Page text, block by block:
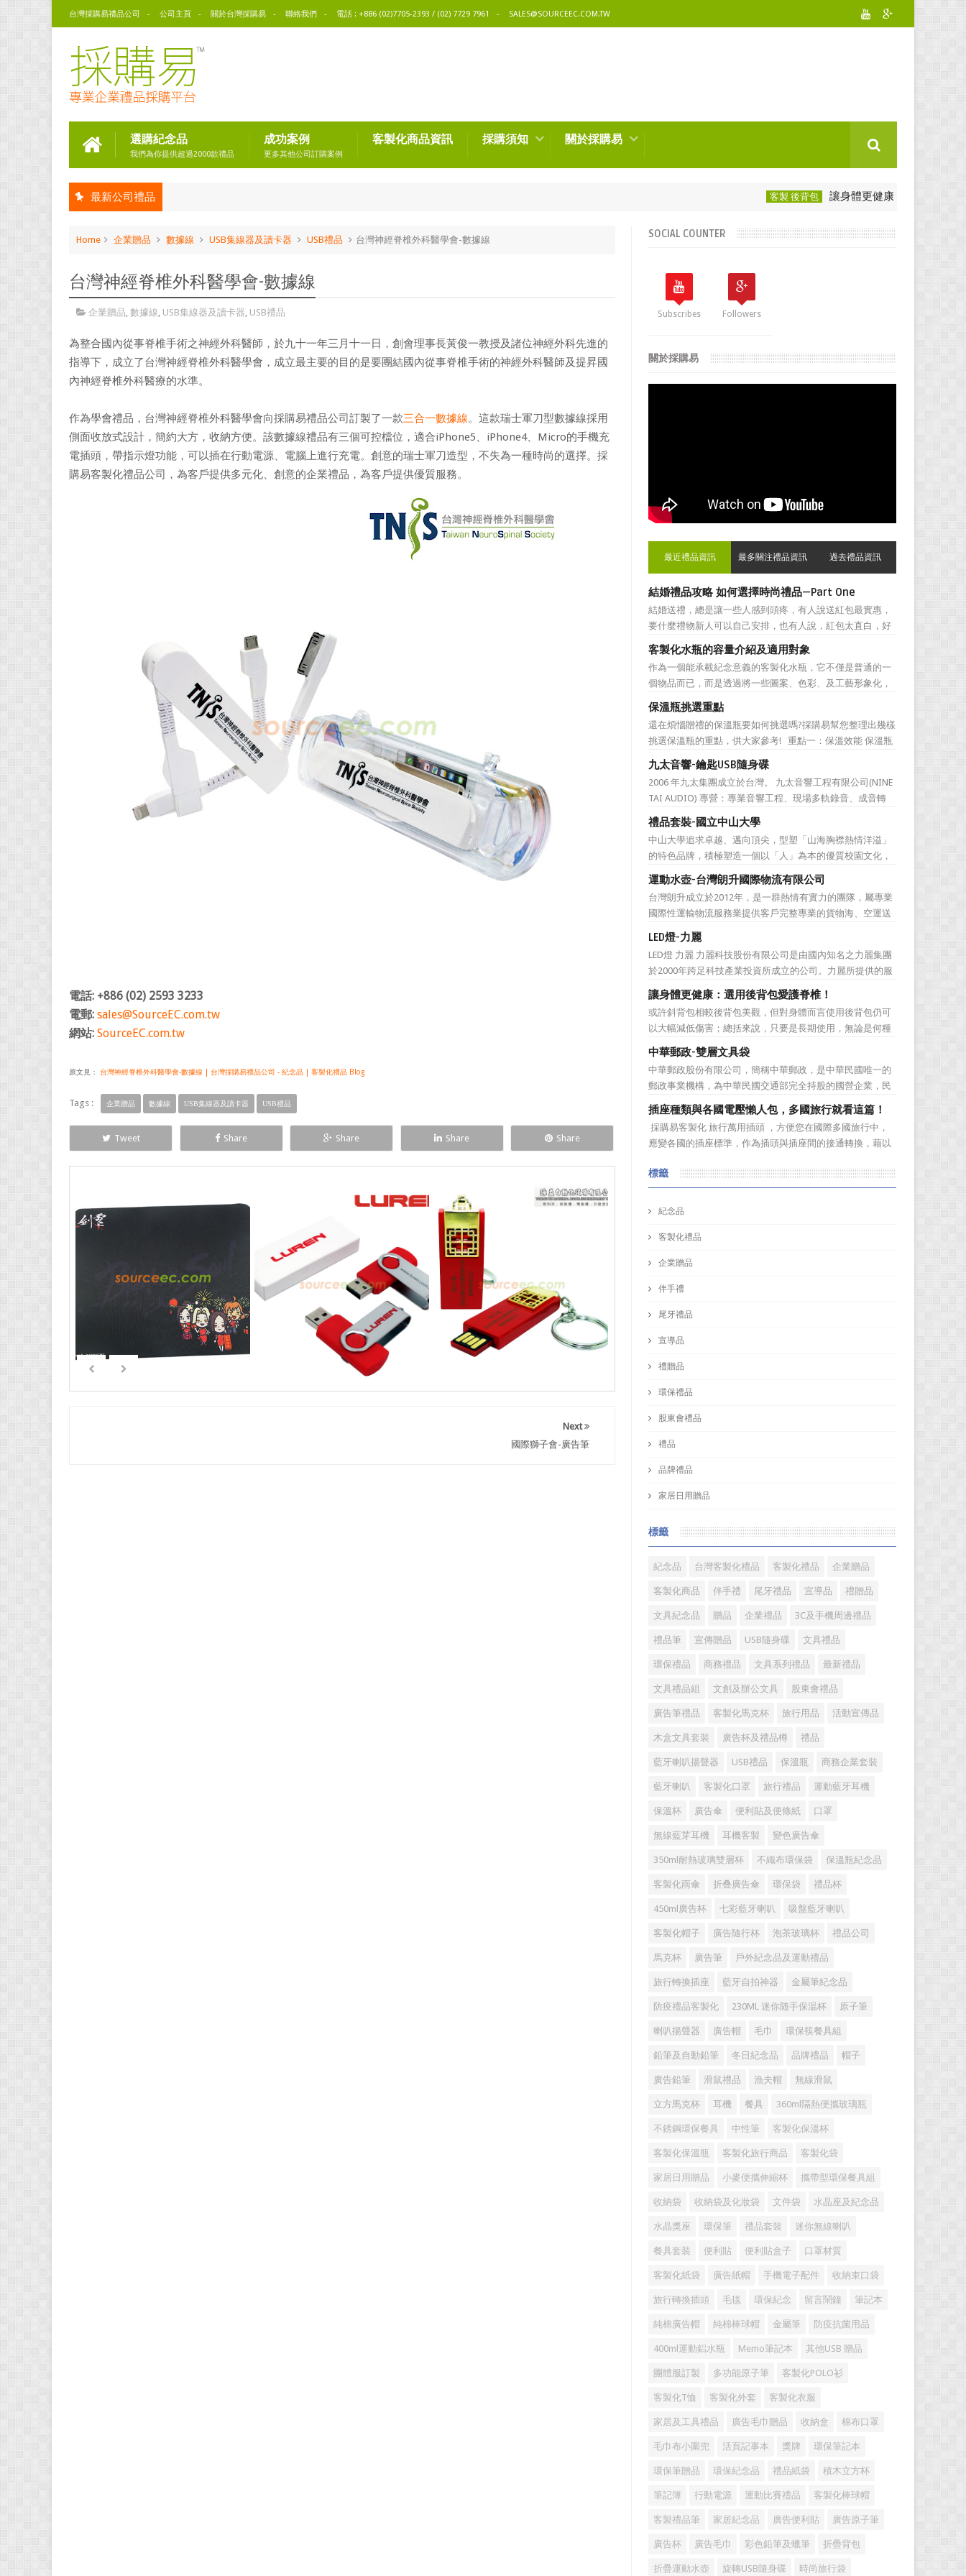
台灣採購易禮品公司 公司主頁 關於台灣採購易 聯絡我們 電話 : +886 (02)7705-2393 / (02) 7729 7961 SALES@SOURCEEC.COM.TW
選購紀念品
我們為你提供超過2000款禮品
成功案例
更多其他公司訂購案例
客製化商品資訊 採購須知 關於採購易
最新公司禮品 客製 後背包 讓身體更健康：選用後背包愛護脊椎
Home 企業贈品 數據線 USB集線器及讀卡器 USB禮品 台灣神經脊椎外科醫學會-數據線
台灣神經脊椎外科醫學會-數據線
企業贈品, 數據線, USB集線器及讀卡器, USB禮品
為整合國內從事脊椎手術之神經外科醫師，於九十一年三月十一日，創會理事長黃俊一教授及諸位神經外科先進的
指導下，成立了台灣神經脊椎外科醫學會，成立最主要的目的是要團結國內從事脊椎手術的神經外科醫師及提昇國
內神經脊椎外科醫療的水準。
作為學會禮品，台灣神經脊椎外科醫學會向採購易禮品公司訂製了一款三合一數據線。這款瑞士軍刀型數據線採用
側面收放式設計，簡約大方，收納方便。該數據線禮品有三個可控檔位，適合iPhone5、iPhone4、Micro的手機充
電插頭，帶指示燈功能，可以插在行動電源、電腦上進行充電。創意的瑞士軍刀造型，不失為一種時尚的選擇。採
購易客製化禮品公司，為客戶提供多元化、創意的企業禮品，為客戶提供優質服務。
電話: +886 (02) 2593 3233
電郵: sales@SourceEC.com.tw
網站: SourceEC.com.tw
原文見： 台灣神經脊椎外科醫學會-數據線 | 台灣採購易禮品公司 - 紀念品 | 客製化禮品 Blog
Tags : 企業贈品 數據線 USB集線器及讀卡器 USB禮品
Tweet Share Share Share Share
Next
國際獅子會-廣告筆
SOCIAL COUNTER
Subscribes Followers
關於採購易
最近禮品資訊 最多關注禮品資訊 過去禮品資訊
結婚禮品攻略 如何選擇時尚禮品—Part One
結婚送禮，總是讓一些人感到頭疼，有人說送紅包最實惠，
要什麼禮物新人可以自己安排，也有人說，紅包太直白，好
朋友之間還是禮物顯得更加親密。然而，挑選結婚禮物卻一
直是許多人最棘手的任務，送得不好反而怕有影響友誼什麼
的。下面為大家準備的一份簡單的結婚禮品攻略，希望能為
大家排憂解難吧! ...
客製化水瓶的容量介紹及適用對象
作為一個能承載紀念意義的客製化水瓶，它不僅是普通的一
個物品而已，而是透過將一些圖案、色彩、及工藝形象化，
來象徵公司的特有文化。它塑造了公司的品牌，也體現公司
的特色，同時也能表達對於接受贈禮方的感激之情。此外，
作為一樣每天都會用到的必需品，水瓶也含有虛懷若谷、有
容乃大的寓意，適合做...
保溫瓶挑選重點
還在煩惱贈禮的保溫瓶要如何挑選嗎?採購易幫您整理出幾樣
挑選保溫瓶的重點，供大家參考! 重點一：保溫效能 保溫瓶
的包裝外盒或說明書上會標示保溫數據，建議挑選至少6hr且
>68℃的保溫瓶。 重點二：開蓋種類 一鍵開蓋v.s.旋轉開蓋
若使用者會在駕駛期間飲水，則必須...
九太音響-鑰匙USB隨身碟
2006 年九太集團成立於台灣。 九太音響工程有限公司(NINE
TAI AUDIO) 專營：專業音響工程、現場多軌錄音、成音轉
播、音響樂器租賃、工程製作、器材買賣。 2017年，九太企
業滿十週年了！為慶祝九太音響成立十週年，九太音響向 採
購易客製化禮品公司 訂購了一款 鑰匙...
禮品套裝-國立中山大學
中山大學追求卓越、邁向頂尖，型塑「山海胸襟熱情洋溢」
的特色品牌，積極塑造一個以「人」為本的優質校園文化，
並營造「樂在其中」的工作氛圍，務求成為莘莘學子嚮往，
優秀人才聚集，校友引以為傲，社會高度認同的國際知名一
流大學。 中山大學圖書館圖書與資訊處訂製了 糖果色多層搭
扣文件夾 和 ...
運動水壺-台灣朗升國際物流有限公司
台灣朗升成立於2012年，是一群熱情有實力的團隊，屬專業
國際性運輸物流服務業提供客戶完整專業的貨物海、空運送
服務。服務網遍及全球。秉持”我們用心、 客戶放心”的經營
理念，提供專業、負責、安全、便捷及熱忱的優良服務品
質。多樣式的服務項目滿足您全球化擴展商機的腳步，並可
依客戶之需求提...
LED燈-力麗
LED燈 力麗 力麗科技股份有限公司是由國內知名之力麗集團
於2000年跨足科技產業投資所成立的公司。力麗所提供的服
務有：軟體開發、協助企業補助計畫、資安產品代理、資訊
整合服務、解抉方案、資訊安全、儲存系統，網路規劃等加
值服務！ 作為科技公司，訂購禮品又怎能普普通...
讓身體更健康：選用後背包愛護脊椎！
或許斜背包相較後背包美觀，但對身體而言使用後背包仍可
以大幅減低傷害；總括來說，只要是長期使用，無論是何種
背包都會對身體造成一定傷害：背包過重或錯誤的背負姿
勢、先天促量的產品設計等因素都有可能造成使用時的隱性
傷害！ 但若現在開始採用對身體較為輕鬆的後背包即可早日
拯救身體的脊椎。可將...
中華郵政-雙層文具袋
中華郵政股份有限公司，簡稱中華郵政，是中華民國唯一的
郵政事業機構，為中華民國交通部完全持股的國營企業，民
間常以「郵局」逕稱。其業務除郵遞相關領域外，亦涵蓋儲
匯、人身保險等簡易金融服務。 中華郵政為回饋並感謝顧
客，特舉辦105年郵票冊刮獎促銷回饋活動。活動內容是活
動期間內，凡顧...
插座種類與各國電壓懶人包，多國旅行就看這篇！
採購易客製化 旅行萬用插頭 ，方便您在國際多國旅行中，
應變各國的插座標準，作為插頭與插座間的接通轉換，藉以
我的轉換插頭在其他國家能不能使用」的疑問，現在 採購易
將要為大家解惑囉！讓我們先了解一下插頭插座的種類，以
及各國的電壓...
標籤
紀念品
客製化禮品
企業贈品
伴手禮
尾牙禮品
宣導品
禮贈品
環保禮品
股東會禮品
禮品
品牌禮品
家居日用贈品
標籤
紀念品 台灣客製化禮品 客製化禮品 企業贈品
客製化商品 伴手禮 尾牙禮品 宣導品 禮贈品
文具紀念品 贈品 企業禮品 3C及手機周邊禮品
禮品筆 宣傳贈品 USB隨身碟 文具禮品
環保禮品 商務禮品 文具系列禮品 最新禮品
文具禮品組 文創及辦公文具 股東會禮品
廣告筆禮品 客製化馬克杯 旅行用品 活動宣傳品
木盒文具套裝 廣告杯及禮品樽 禮品
藍牙喇叭揚聲器 USB禮品 保溫瓶 商務企業套裝
藍牙喇叭 客製化口罩 旅行禮品 運動藍牙耳機
保溫杯 廣告傘 便利貼及便條紙 口罩
無線藍芽耳機 耳機客製 變色廣告傘
350ml耐熱玻璃雙層杯 不織布環保袋 保溫瓶紀念品
客製化雨傘 折叠廣告傘 環保袋 禮品杯
450ml廣告杯 七彩藍牙喇叭 吸盤藍牙喇叭
客製化帽子 廣告隨行杯 泡茶玻璃杯 禮品公司
馬克杯 廣告筆 戶外紀念品及運動禮品
旅行轉換插座 藍牙自拍神器 金屬筆紀念品
防疫禮品客製化 230ML 迷你随手保温杯 原子筆
喇叭揚聲器 廣告帽 毛巾 環保筷餐具組
鉛筆及自動鉛筆 冬日紀念品 品牌禮品 帽子
廣告鉛筆 滑鼠禮品 漁夫帽 無線滑鼠
立方馬克杯 耳機 餐具 360ml隔熱便攜玻璃瓶
不銹鋼環保餐具 中性筆 客製化保溫杯
客製化保溫瓶 客製化旅行商品 客製化袋
家居日用贈品 小麥便攜伸縮杯 攜帶型環保餐具組
收納袋 收納袋及化妝袋 文件袋 水晶座及紀念品
水晶獎座 環保筆 禮品套裝 迷你無線喇叭
餐具套裝 便利貼 便利貼盒子 口罩材質
客製化紙袋 廣告紙帽 手機電子配件 收納束口袋
旅行轉換插頭 毛毯 環保紀念 留言鬧鐘 筆記本
純棉廣告帽 純棉棒球帽 金屬筆 防疫抗菌用品
400ml運動鋁水瓶 Memo筆記本 其他USB 贈品
團體服訂製 多功能原子筆 客製化POLO衫
客製化T恤 客製化外套 客製化衣服
家居及工具禮品 廣告毛巾贈品 收納盒 棉布口罩
毛巾布小圍兜 活頁記事本 獎牌 環保筆記本
環保筆贈品 環保紀念品 禮品紙袋 積木立方杯
筆記簿 行動電源 運動比賽禮品 客製化棒球帽
客製禮品筆 家居紀念品 廣告便利貼 廣告原子筆
廣告杯 廣告毛巾 彩色鉛筆及蠟筆 折疊背包
折疊運動水壺 旋轉USB隨身碟 時尚旅行袋